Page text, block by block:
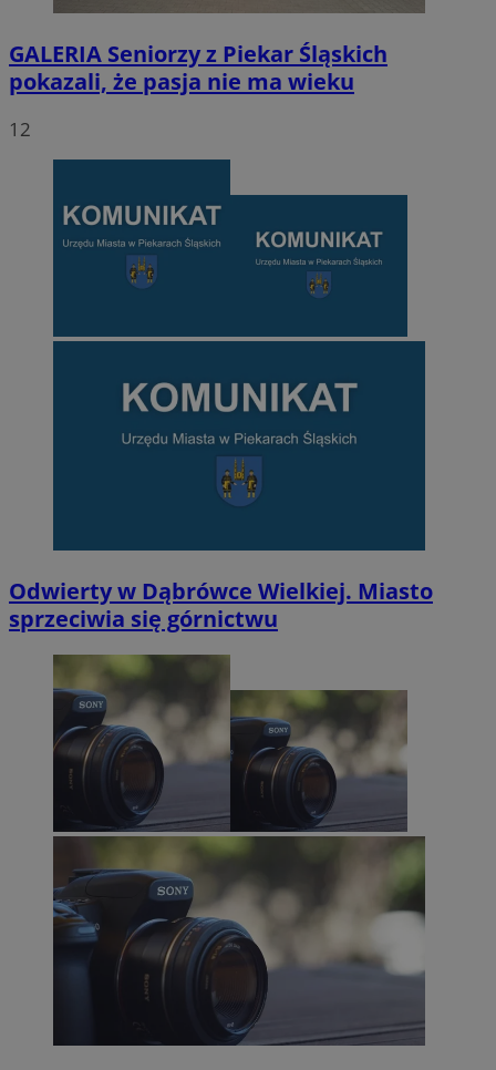
GALERIA Seniorzy z Piekar Śląskich
pokazali, że pasja nie ma wieku
12
Odwierty w Dąbrówce Wielkiej. Miasto
sprzeciwia się górnictwu